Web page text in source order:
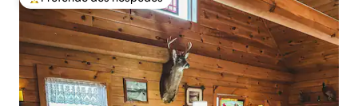
Entre os melhores preferidos dos hóspedes